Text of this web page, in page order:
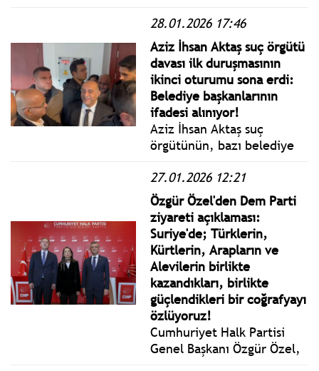
ilçesinde gerçekleştirilen
Millet İradesine Sahip
Çıkıyor Mitinginde konuştu:
“770 Yılla Yargılanan Suç
Örgütü Lideri Aziz İhsan
Aktaş Dışarıda, Milletin
Seçtikleri İçeride.”
28.01.2026 17:46
Aziz İhsan Aktaş suç örgütü
davası ilk duruşmasının
ikinci oturumu sona erdi:
Belediye başkanlarının
ifadesi alınıyor!
Aziz İhsan Aktaş suç
örgütünün, bazı belediye
ihaleleri organize ettiği
iddiasıyla 33'ü tutuklu 200
sanık hakkında açılan
davanın ilk duruşmasının
ikinci oturumu
tamamlandı.
27.01.2026 12:21
Özgür Özel'den Dem Parti
ziyareti açıklaması:
Suriye'de; Türklerin,
Kürtlerin, Arapların ve
Alevilerin birlikte
kazandıkları, birlikte
güçlendikleri bir coğrafyayı
özlüyoruz!
Cumhuriyet Halk Partisi
Genel Başkanı Özgür Özel,